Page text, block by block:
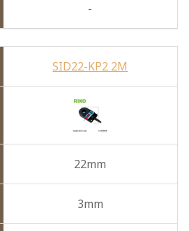
-
SID22-KP2 2M
22mm
3mm